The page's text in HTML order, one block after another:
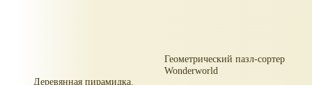
Деревянная пирамидка.
Геометрический пазл-сортер
Wonderworld